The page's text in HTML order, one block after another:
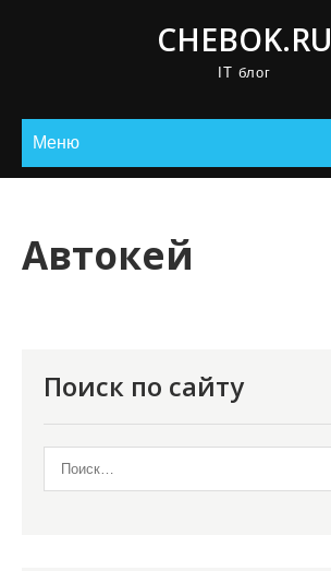
CHEBOK.RU
IT блог
Меню
Автокей
Поиск по сайту